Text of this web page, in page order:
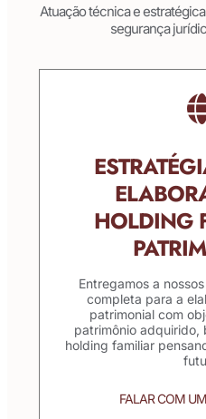
Atuação técnica e
segurança
HOLDING
Entregamos a
completa para a
patrimonial com
patrimônio adquirido,
holding familiar
FALAR COM